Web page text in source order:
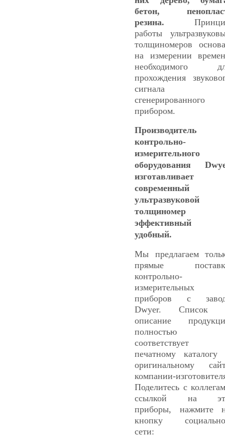
бетон,
резина.
работы
толщиномеров
на измерении
необходимого
прохождения
сигнала
сгенерированного
прибором.
Производитель
контрольно-
измерительного
оборудования
изготавливает
современный
ультразвуковой
толщиномер
эффективный
удобный.
Мы предлагаем
прямые
контрольно-
измерительных
приборов с
Dwyer. Список
описание
полностью
соответствует
печатному каталогу
оригинальному
компании-
Поделитесь с
ссылкой на
приборы, нажмите
кнопку
сети: